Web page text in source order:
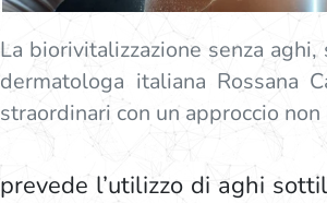
La biorivitalizzazione senza
dermatologa italiana Rossana
straordinari con un approccio non
prevede l’utilizzo di aghi